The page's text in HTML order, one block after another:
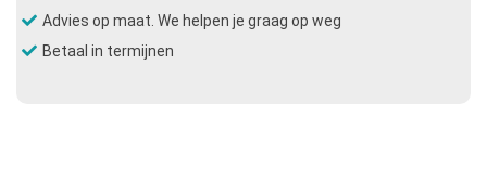
Advies op maat. We helpen je graag op weg
Betaal in termijnen